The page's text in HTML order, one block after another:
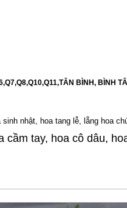
BÌNH, BÌNH
sinh nhật, hoa tang lễ, l ẵng hoa
tay, hoa cô dâu,